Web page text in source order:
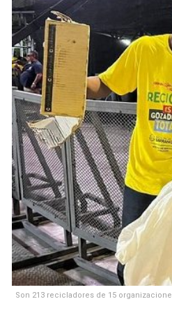
Son 213 recicladores de 15